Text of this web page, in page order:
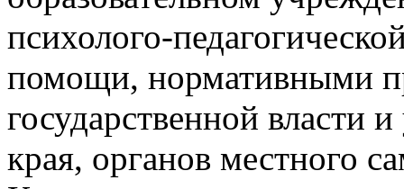
психолого-
помощи, нормативными
государственной власти
края, органов местного